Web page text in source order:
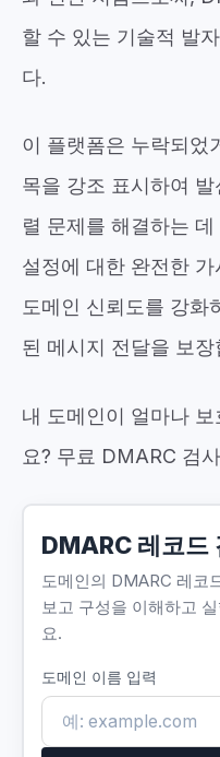
할 수 있는 기술적 발
다.
이 플랫폼은 누락되었
목을 강조 표시하여
렬 문제를 해결하는
설정에 대한 완전한
도메인 신뢰도를 강화
된 메시지 전달을 보장
내 도메인이 얼마나
요? 무료 DMARC 검
DMARC 레코드
도메인의 DMARC 레코
보고 구성을 이해하고
요.
도메인 이름 입력